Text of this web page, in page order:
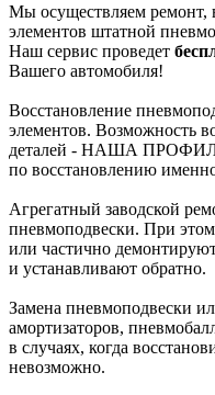
Мы осуществляем ремонт,
элементов штатной
Наш сервис проведет
Вашего автомобиля!
Восстановление
элементов. Возможность
деталей - НАША
по восстановлению
Агрегатный заводской
пневмоподвески. При
или частично
и устанавливают обратно.
Замена пневмоподвески
амортизаторов,
в случаях, когда
невозможно.